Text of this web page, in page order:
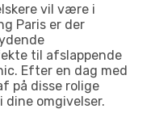
vil være i
Paris er der
til afslappende
Efter en dag med
på disse rolige
dine omgivelser.